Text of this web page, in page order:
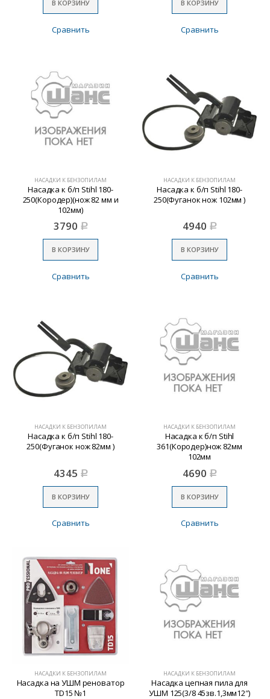
В КОРЗИНУ
Сравнить
В КОРЗИНУ
Сравнить
НАСАДКИ К БЕНЗОПИЛАМ
Насадка к б/п Stihl 180-
250(Кородер)(нож 82 мм и
102мм)
3790 Р
В КОРЗИНУ
Сравнить
НАСАДКИ К БЕНЗОПИЛАМ
Насадка к б/п Stihl 180-
250(Фуганок нож 102мм )
4940 Р
В КОРЗИНУ
Сравнить
НАСАДКИ К БЕНЗОПИЛАМ
Насадка к б/п Stihl 180-
250(Фуганок нож 82мм )
4345 Р
В КОРЗИНУ
Сравнить
НАСАДКИ К БЕНЗОПИЛАМ
Насадка к б/п Stihl
361(Кородер)нож 82мм
102мм
4690 Р
В КОРЗИНУ
Сравнить
НАСАДКИ К БЕНЗОПИЛАМ
Насадка на УШМ реноватор
TD15 №1
НАСАДКИ К БЕНЗОПИЛАМ
Насадка цепная пила для
УШМ 125(3/8 45зв.1,3мм12″)